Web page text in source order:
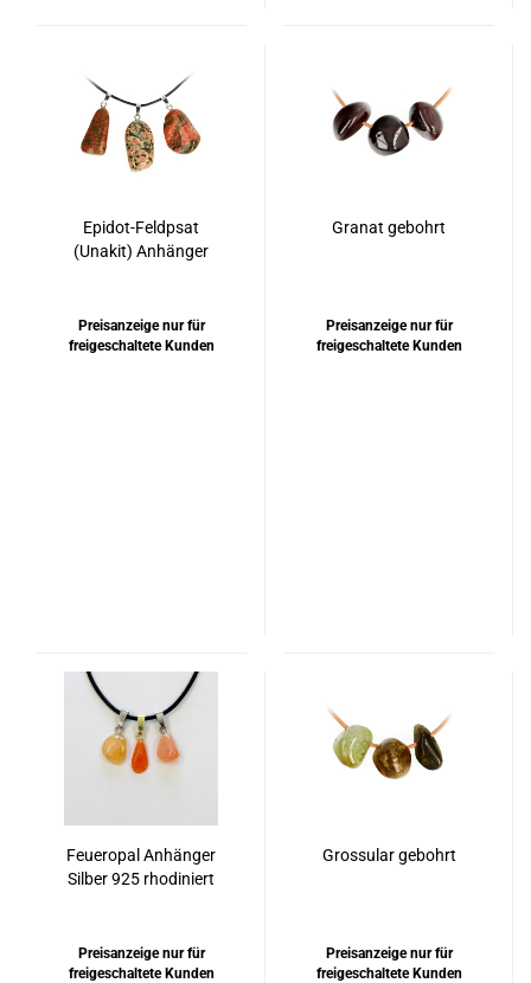
Epidot-Feldpsat
(Unakit) Anhänger
Preisanzeige nur für
freigeschaltete Kunden
Granat gebohrt
Preisanzeige nur für
freigeschaltete Kunden
Feueropal Anhänger
Silber 925 rhodiniert
Preisanzeige nur für
freigeschaltete Kunden
Grossular gebohrt
Preisanzeige nur für
freigeschaltete Kunden